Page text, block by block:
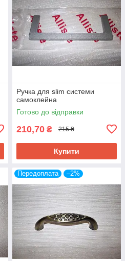
Ручка для slim системи
самоклейна
Готово до відправки
210,70 ₴ 215 ₴
Купити
Передоплата –2%